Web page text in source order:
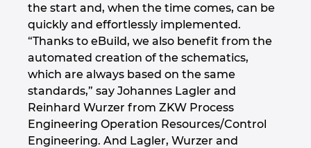
the start and, when the time comes, can be
quickly and effortlessly implemented.
“Thanks to eBuild, we also benefit from the
automated creation of the schematics,
which are always based on the same
standards,” say Johannes Lagler and
Reinhard Wurzer from ZKW Process
Engineering Operation Resources/Control
Engineering. And Lagler, Wurzer and